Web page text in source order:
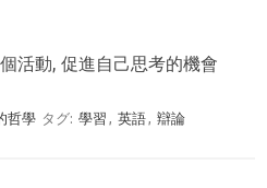
活動, 促進自己思考的機會
哲學 タグ: 學習 , 英語, 辯論